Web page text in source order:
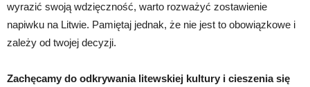
wyrazić swoją wdzięczność, warto rozważyć zostawienie
napiwku na Litwie. Pamiętaj jednak, że nie jest to obowiązkowe i
zależy od twojej decyzji.
Zachęcamy do odkrywania litewskiej kultury i cieszenia się